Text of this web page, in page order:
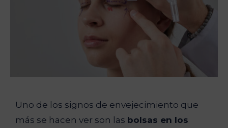
Uno de los signos de envejecimiento que
más se hacen ver son las bolsas en los